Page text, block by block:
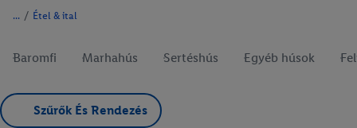
/ Étel & ital
Baromfi Marhahús Sertéshús Egyéb húsok
Szűrők És Rendezés